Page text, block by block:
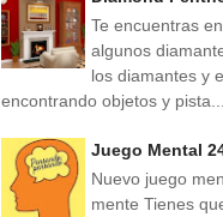
Te encuentras
algunos
los diamantes y
encontrando objetos y pista...
Juego Mental
Nuevo juego
mente Tienes